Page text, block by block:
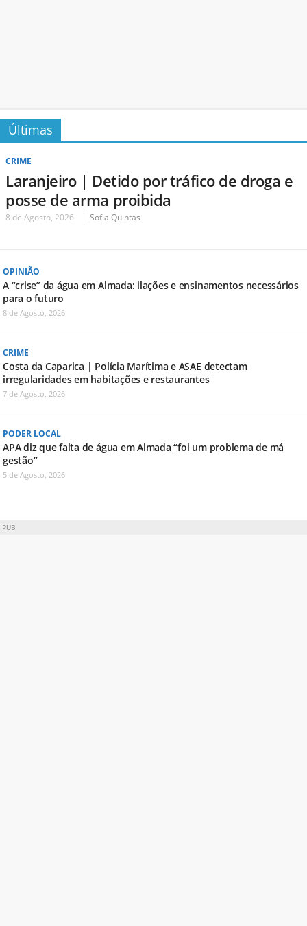
Últimas
CRIME
Laranjeiro | Detido por tráfico de droga e
posse de arma proibida
8 de Agosto, 2026 Sofia Quintas
OPINIÃO
A “crise” da água em Almada: ilações e ensinamentos necessários
para o futuro
8 de Agosto, 2026
CRIME
Costa da Caparica | Polícia Marítima e ASAE detectam
irregularidades em habitações e restaurantes
7 de Agosto, 2026
PODER LOCAL
APA diz que falta de água em Almada “foi um problema de má
gestão”
5 de Agosto, 2026
PUB